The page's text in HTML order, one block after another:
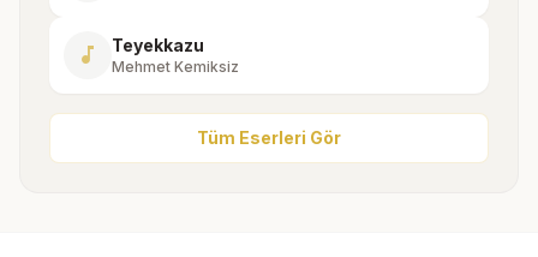
music_note Teyekkazu
Mehmet Kemiksiz
Tüm Eserleri Gör